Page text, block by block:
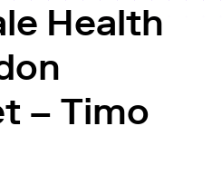
Health
– Timo